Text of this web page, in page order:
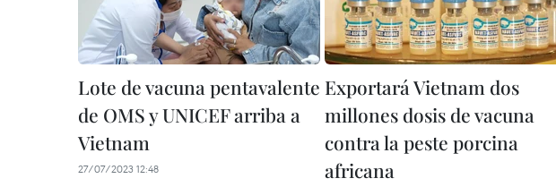
Lote de vacuna pentavalente
de OMS y UNICEF arriba a
Vietnam
27/07/2023 12:48
Exportará Vietnam dos
millones dosis de vacuna
contra la peste porcina
africana